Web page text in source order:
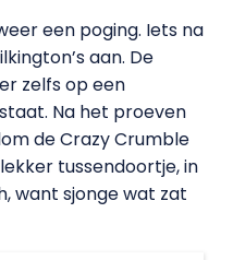
een poging. Iets na
aan. De
zelfs op een
Na het proeven
de Crazy Crumble
tussendoortje, in
want sjonge wat zat